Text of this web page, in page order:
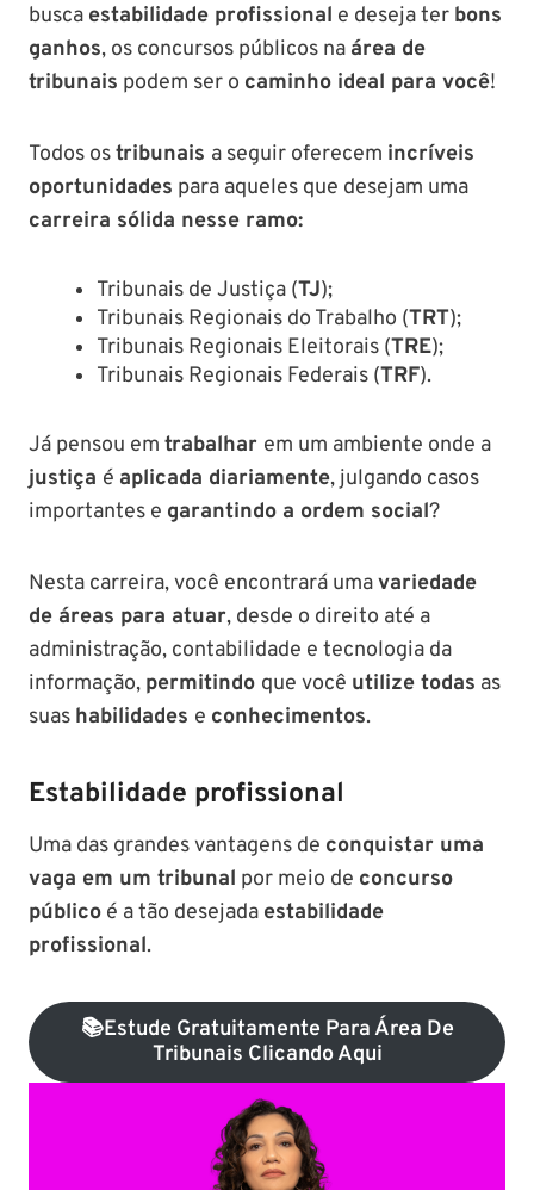
busca estabilidade profissional e deseja ter bons
ganhos, os concursos públicos na área de
tribunais podem ser o caminho ideal para você!
Todos ostribunais a seguir oferecem incríveis
oportunidades para aqueles que desejam uma
carreira sólida nesse ramo:
Tribunais de Justiça (TJ);
Tribunais Regionais do Trabalho (TRT);
Tribunais Regionais Eleitorais (TRE);
Tribunais Regionais Federais (TRF).
Já pensou em trabalhar em um ambiente onde a
justiça é aplicada diariamente, julgando casos
importantes e garantindo a ordem social?
Nesta carreira, você encontrará umavariedade
de áreas para atuar, desde o direito até a
administração, contabilidade e tecnologia da
informação, permitindo que você utilize todas as
suas habilidades e conhecimentos.
Estabilidade profissional
Uma das grandes vantagens de conquistar uma
vaga em um tribunal por meio de concurso
público é a tão desejada estabilidade
profissional.
📚Estude Gratuitamente Para Área De
Tribunais Clicando Aqui